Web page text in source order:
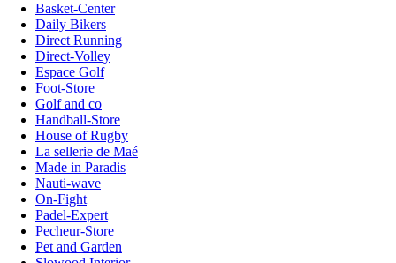
Basket-Center
Daily Bikers
Direct Running
Direct-Volley
Espace Golf
Foot-Store
Golf and co
Handball-Store
House of Rugby
La sellerie de Maé
Made in Paradis
Nauti-wave
On-Fight
Padel-Expert
Pecheur-Store
Pet and Garden